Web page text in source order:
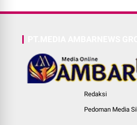
Redaksi
Pedoman Media